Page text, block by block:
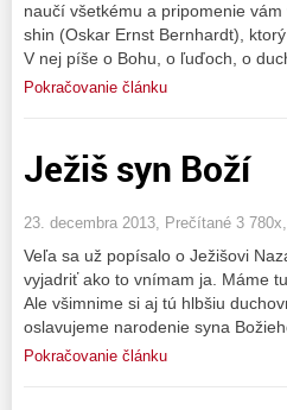
naučí všetkému a pripomenie
shin (Oskar Ernst Bernhardt),
V nej píše o Bohu, o ľuďoch, o
Pokračovanie článku
Ježiš syn Boží
23. decembra 2013, Prečítané 3 780x,
Veľa sa už popísalo o Ježišovi
vyjadriť ako to vnímam ja. Máme
Ale všimnime si aj tú hlbšiu
oslavujeme narodenie syna
Pokračovanie článku